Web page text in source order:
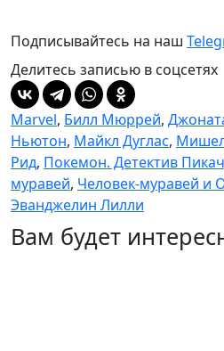
Подписывайтесь на наш
Делитесь записью в соцсетях
Marvel, Билл Мюррей,
Ньютон, Майкл Дуглас,
Рид, Покемон. Детектив
муравей, Человек-муравей и
Эванджелин Лилли
Вам будет